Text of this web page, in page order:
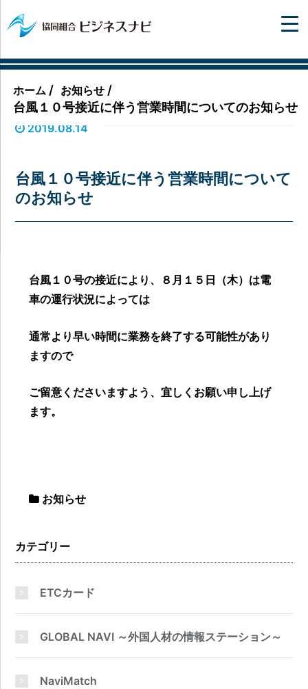
ホーム / お知らせ/
台風１０号接近に伴う営業時間についてのお知らせ
2019.08.14
台風１０号接近に伴う営業時間について
のお知らせ
台風１０号の接近により、８月１５日（木）は電
車の運行状況によっては
通常より早い時間に業務を終了する可能性があり
ますので
ご留意くださいますよう、宜しくお願い申し上げ
ます。
お知らせ
カテゴリー
ETCカード
GLOBAL NAVI ～外国人材の情報ステーション～
NaviMatch